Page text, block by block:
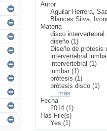
Autor
Aguilar Herrera,
Blancas Silva,
Materia
disco intervertebral
diseño (1)
Diseño de prótesis
intervertebral
intervertebral (1)
lumbar (1)
prótesis (1)
prótesis disco (1)
... más
Fecha
2014 (1)
Has File(s)
Yes (1)